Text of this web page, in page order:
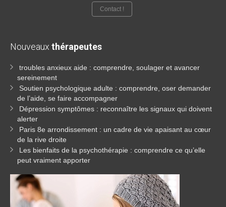
Contact !
Nouveaux thérapeutes
troubles anxieux aide : comprendre, soulager et avancer
sereinement
Soutien psychologique adulte : comprendre, oser demander
de l’aide, se faire accompagner
Dépression symptômes : reconnaître les signaux qui doivent
alerter
Paris 8e arrondissement : un cadre de vie apaisant au cœur
de la rive droite
Les bienfaits de la psychothérapie : comprendre ce qu’elle
peut vraiment apporter